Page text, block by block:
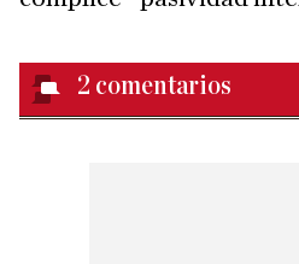
2 comentarios